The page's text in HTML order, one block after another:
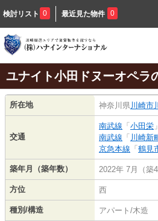
検討リスト 0 最近見た物件 0
ユナイト小田ドヌーオペラ
所在地 神奈川県 川崎市
交通
南武線 「 小田栄
南武線 「 川崎新
京急本線 「 鶴見
築年月（築年数） 2022年 7月（築4
方位 西
種別/構造 アパート/木造